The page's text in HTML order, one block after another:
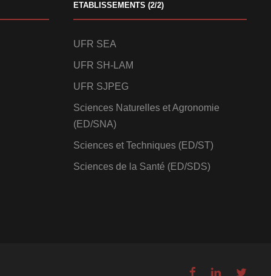
ETABLISSEMENTS (2/2)
UFR SEA
UFR SH-LAM
UFR SJPEG
Sciences Naturelles et Agronomie
(ED/SNA)
Sciences et Techniques (ED/ST)
Sciences de la Santé (ED/SDS)